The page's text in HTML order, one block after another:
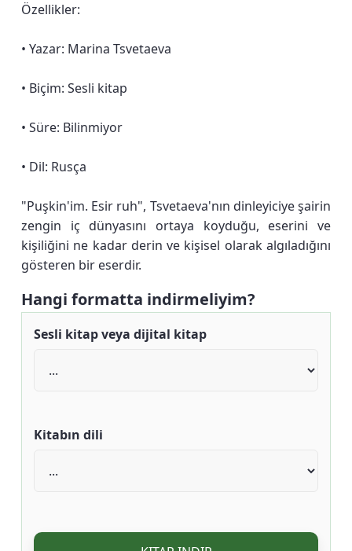
Özellikler:
• Yazar: Marina Tsvetaeva
• Biçim: Sesli kitap
• Süre: Bilinmiyor
• Dil: Rusça
"Puşkin'im. Esir ruh", Tsvetaeva'nın dinleyiciye şairin
zengin iç dünyasını ortaya koyduğu, eserini ve
kişiliğini ne kadar derin ve kişisel olarak algıladığını
gösteren bir eserdir.
Hangi formatta indirmeliyim?
Sesli kitap veya dijital kitap
Kitabın dili